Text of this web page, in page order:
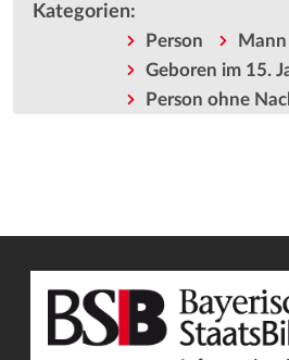
Kategorien:
Person
Mann
Geboren im 15.
Person ohne